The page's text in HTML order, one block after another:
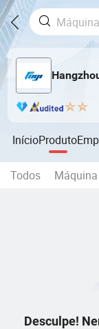
InícioProduto
Todos
Desculpe!